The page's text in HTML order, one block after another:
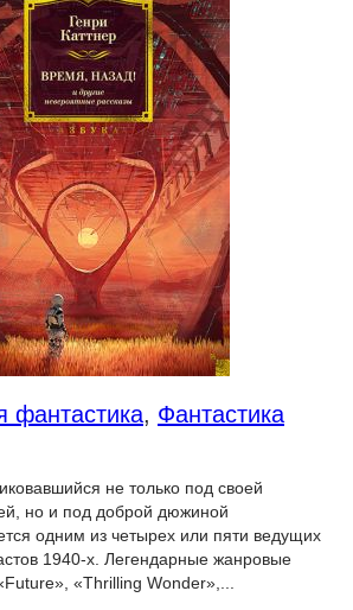
фантастика, Фантастика
не только под своей
но и под доброй дюжиной
одним из четырех или пяти ведущих
1940-х. Легендарные жанровые
«Thrilling Wonder»,...